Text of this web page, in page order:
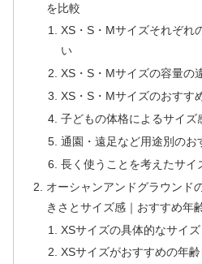
を比較
XS・S・Mサイズそれぞれ
い
XS・S・Mサイズの容量の
XS・S・Mサイズのおすす
子どもの体格によるサイズ
通園・遠足など用途別のお
長く使うことを考えたサイ
オーシャンアンドグラウンド
きさとサイズ感｜おすすめ年
XSサイズの具体的なサイ
XSサイズがおすすめの年